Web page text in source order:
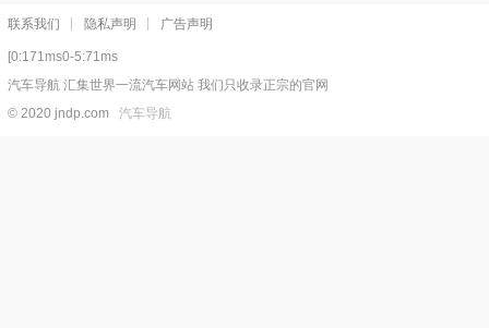
联系我们 隐私声明 广告声明
[0:171ms0-5:71ms
汽车导航 汇集世界一流汽车网站 我们只收录正宗的官网
© 2020 jndp.com 汽车导航